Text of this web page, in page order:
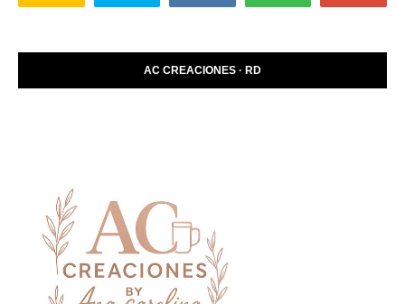
AC CREACIONES · RD